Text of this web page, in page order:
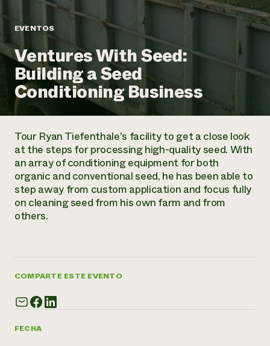
Informes anuales y financieros
Historias de impacto
Informe de
impacto 2024
LEER EL INFORME
Latinos en la agricultura
Sistemas alimentarios locales
Agricultura urbana
Las mujeres en la agricultura
Evento anual de reciclaje de productos electrónicos
Programa de descuentos de NorthWestern Energy
Servicios energéticos comerciales
Servicios energéticos residenciales
LIHEAP
Centro de intercambio de información AgriSolar
Blog
Podcasts
Publicaciones
Cursos cortos
Vídeos
Oportunidades de financiación
Noticias
Internship Hub
un
Asociaciones empresariales
Donar
Donaciones planificadas
Boletín
Consultas de los medios de comunicación
Todos
contribuyen a la
resiliencia de la
comunidad.
DONAR AHORA
EVENTOS
Ventures With Seed:
Building a Seed
Conditioning Business
FECHA
Tour Ryan Tiefenthale’s facility to get a close look
at the steps for processing high-quality seed. With
an array of conditioning equipment for both
organic and conventional seed, he has been able to
step away from custom application and focus fully
on cleaning seed from his own farm and from
others.
COMPARTE ESTE EVENTO